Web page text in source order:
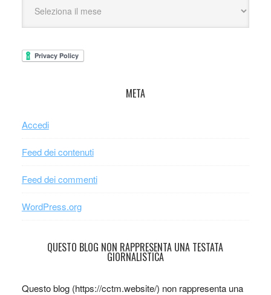
META
Accedi
Feed dei contenuti
Feed dei commenti
WordPress.org
QUESTO BLOG NON RAPPRESENTA UNA TESTATA
GIORNALISTICA
Questo blog (https://cctm.website/) non rappresenta una